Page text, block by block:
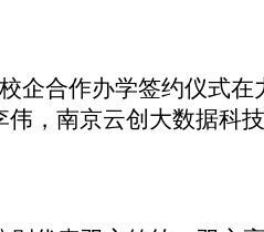
企合作办学签约仪式
，南京云创大数据科